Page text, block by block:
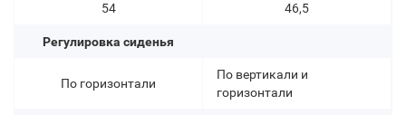
54
Регулировка сиденья
По горизонтали
46,5
По вертикали и
горизонтали